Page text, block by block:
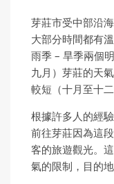
芽莊市受中部沿
大部分時間都有
雨季 – 旱季兩個
九月）芽莊的天
較短（十月至十二
根據許多人的經
前往芽莊因為這
客的旅遊觀光。
氣的限制，目的